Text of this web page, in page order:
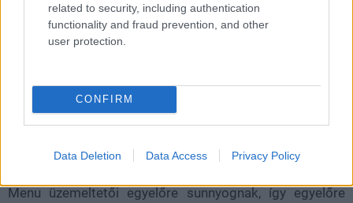
related to security, including authentication
functionality and fraud prevention, and other
user protection.
CONFIRM
Data Deletion Data Access Privacy Policy
A támadásért felelősséget vállaló hacker a megszerzett
pénzt akart csinálni, hanem nagyon úgy tűnik, hogy a
Menu üzemeltetői egyelőre sunnyognak, így egyelőre